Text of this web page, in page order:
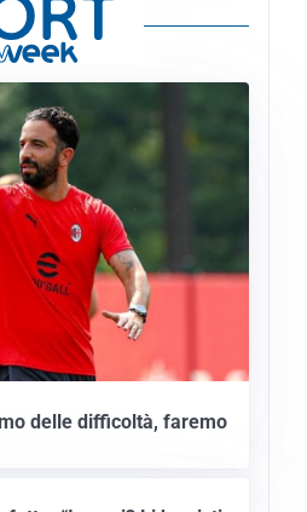
delle difficoltà, faremo